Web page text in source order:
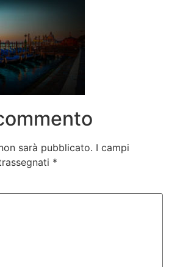
sarà pubblicato. I campi
*